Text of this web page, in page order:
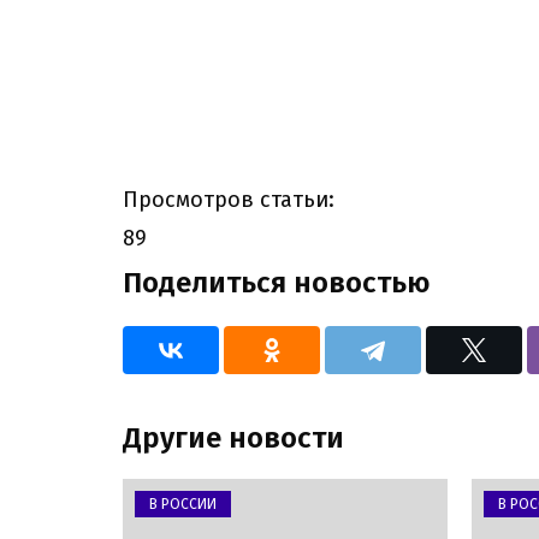
Просмотров статьи:
89
Поделиться новостью
Другие новости
В РОССИИ В